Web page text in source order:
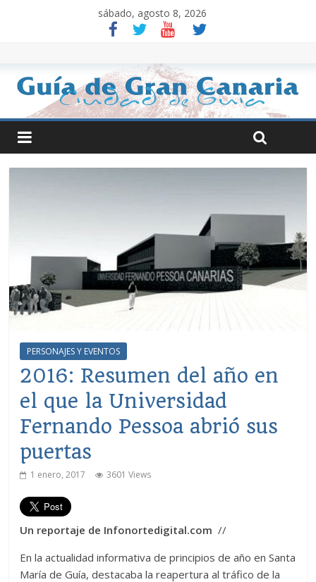
sábado, agosto 8, 2026
PERSONAJES Y EVENTOS
2016: Resumen del año en
el que la Universidad
Fernando Pessoa abrió sus
puertas
1 enero, 2017 3601 Views
Un reportaje de Infonortedigital.com //
En la actualidad informativa de principios de año en Santa
María de Guía, destacaba la reapertura al tráfico de la